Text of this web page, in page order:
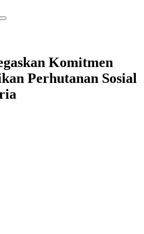
Komitmen
Perhutanan Sosial